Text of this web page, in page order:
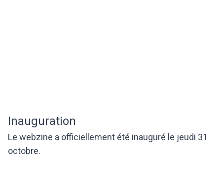
Inauguration
Le webzine a officiellement été inauguré le jeudi 31
octobre.